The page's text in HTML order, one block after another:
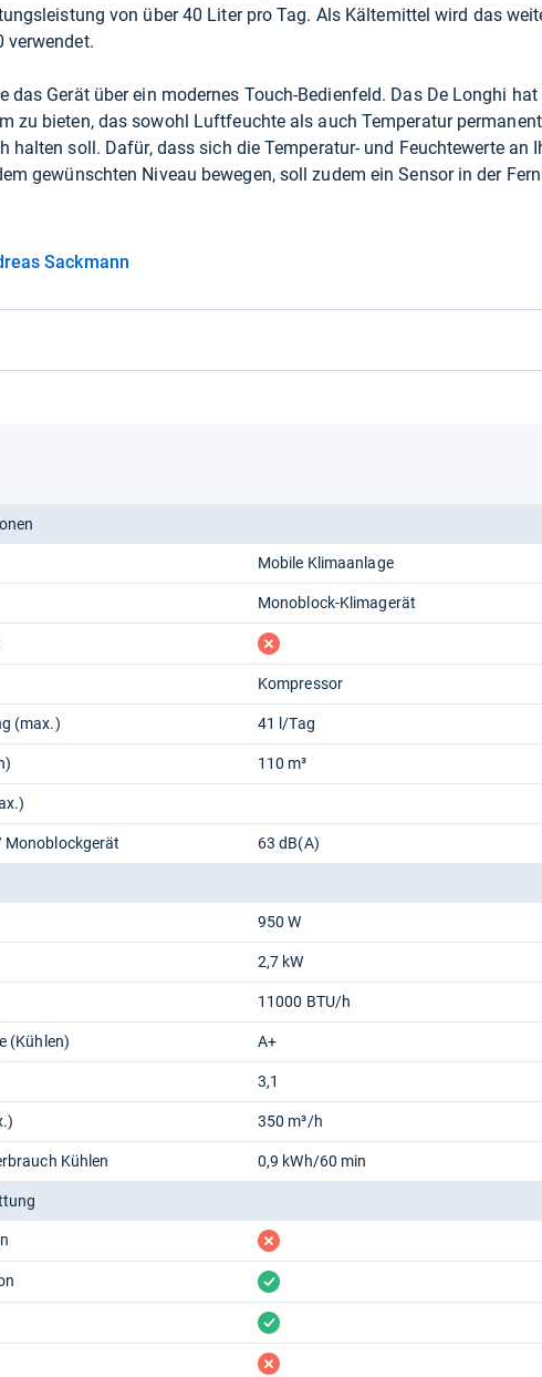
von über 40 Liter pro Tag. Als Kältemittel wird das
verwendet.
das Gerät über ein modernes Touch-Bedienfeld. Das De Longhi hat
zu bieten, das sowohl Luftfeuchte als auch Temperatur
halten soll. Dafür, dass sich die Temperatur- und Feuchtewerte an
gewünschten Niveau bewegen, soll zudem ein Sensor in der
Sackmann
Mobile Klimaanlage
Monoblock-Klimagerät
fehlt
Kompressor
(max.) 41 l/Tag
110 m³
Monoblockgerät 63 dB(A)
950 W
2,7 kW
11000 BTU/h
(Kühlen) A+
3,1
350 m³/h
Kühlen 0,9 kWh/60 min
fehlt
vorhanden
vorhanden
fehlt